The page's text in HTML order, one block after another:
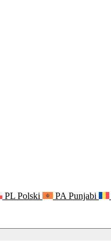
PL Polski PA Punjabi